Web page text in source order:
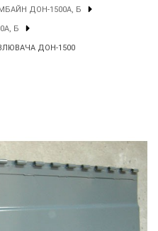
ДОН-1500А, Б
Б
ДОН-1500